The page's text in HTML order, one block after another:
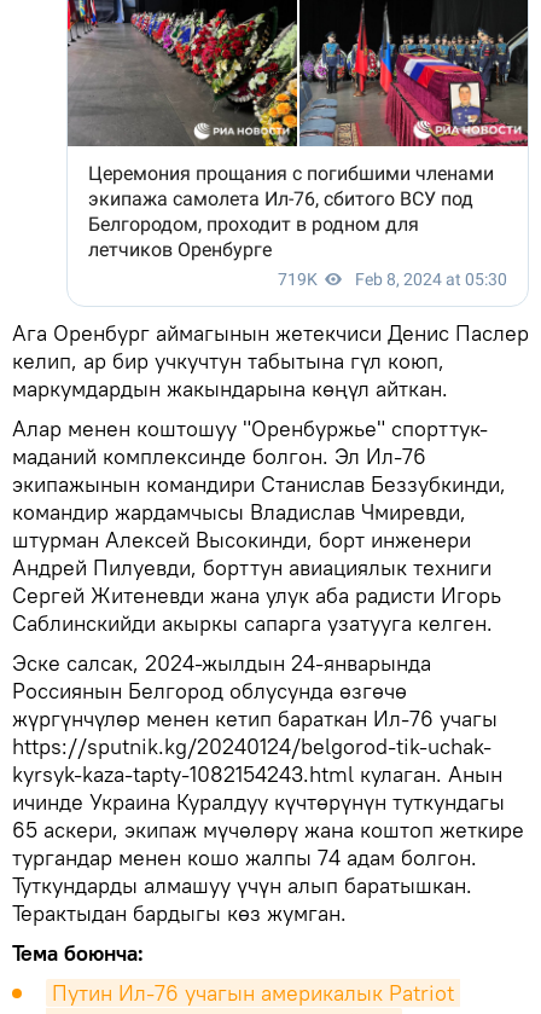
Ага Оренбург аймагынын жетекчиси Денис Паслер
келип, ар бир учкучтун табытына гүл коюп,
маркумдардын жакындарына көңүл айткан.
Алар менен коштошуу "Оренбуржье" спорттук-
маданий комплексинде болгон. Эл Ил-76
экипажынын командири Станислав Беззубкинди,
командир жардамчысы Владислав Чмиревди,
штурман Алексей Высокинди, борт инженери
Андрей Пилуевди, борттун авиациялык техниги
Сергей Житеневди жана улук аба радисти Игорь
Саблинскийди акыркы сапарга узатууга келген.
Эске салсак, 2024-жылдын 24-январында
Россиянын Белгород облусунда өзгөчө
жүргүнчүлөр менен кетип бараткан Ил-76 учагы
https://sputnik.kg/20240124/belgorod-tik-uchak-
kyrsyk-kaza-tapty-1082154243.html кулаган. Анын
ичинде Украина Куралдуу күчтөрүнүн туткундагы
65 аскери, экипаж мүчөлөрү жана коштоп жеткире
тургандар менен кошо жалпы 74 адам болгон.
Туткундарды алмашуу үчүн алып баратышкан.
Терактыдан бардыгы көз жумган.
Тема боюнча:
Путин Ил-76 учагын америкалык Patriot